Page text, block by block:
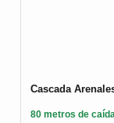
Cascada
80 metros de